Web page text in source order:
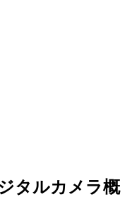
タルカメラ概